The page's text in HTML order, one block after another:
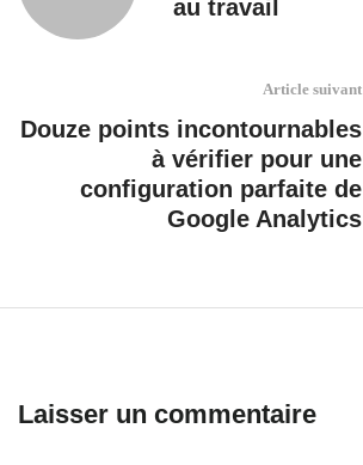
au travail
Article suivant
Douze points incontournables
à vérifier pour une
configuration parfaite de
Google Analytics
Laisser un commentaire